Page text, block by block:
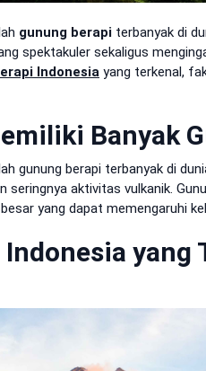
gunung berapi terbanyak di
spektakuler sekaligus
Indonesia yang terkenal,
Banyak
gunung berapi terbanyak di
aktivitas vulkanik.
yang dapat memengaruhi
yang